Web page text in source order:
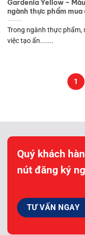
Gardenia Yellow –
ngành thực phẩm mua
Trong ngành thực phẩm,
việc tạo ấn.......
1
Quý khách
nút đăng ký
TƯ VẤN NGAY